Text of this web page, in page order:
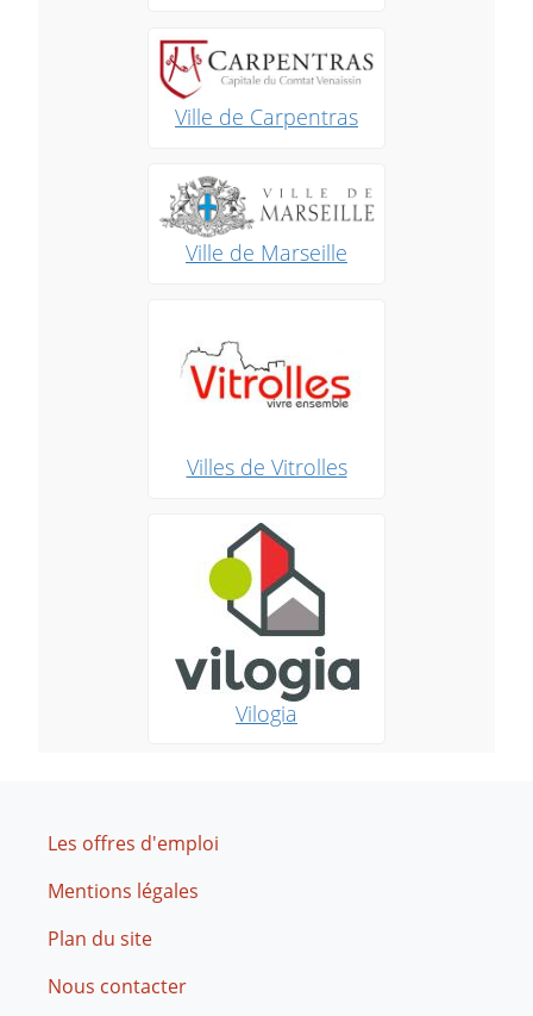
Ville de Carpentras
Ville de Marseille
Villes de Vitrolles
Vilogia
Footer
Les offres d'emploi
Mentions légales
Plan du site
Nous contacter